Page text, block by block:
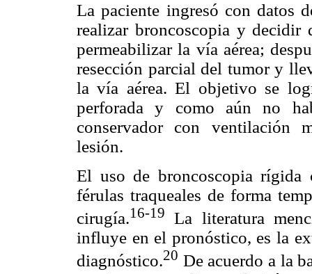
La paciente ingresó con datos
realizar broncoscopia y decidir
permeabilizar la vía aérea;
resección parcial del tumor y
la vía aérea. El objetivo se
perforada y como aún no
conservador con ventilación
lesión.
El uso de broncoscopia rígida
férulas traqueales de forma
cirugía.16-19
La literatura
influye en el pronóstico, es la
diagnóstico.20 De acuerdo a la